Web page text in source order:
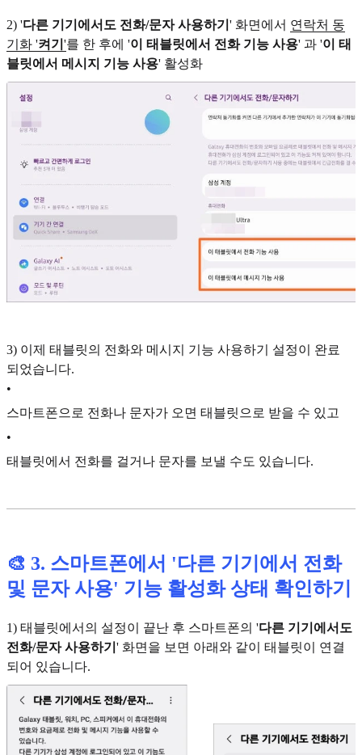
2) '다른 기기에서도 전화/문자 사용하기 ' 화면에서 연락처 동
기화 '켜기 '를 한 후에 '이 태블릿에서 전화 기능 사용' 과 '이 태
블릿에서 메시지 기능 사용' 활성화
3) 이제 태블릿의 전화와 메시지 기능 사용하기 설정이 완료
되었습니다.
•
스마트폰으로 전화나 문자가 오면 태블릿으로 받을 수 있고
•
태블릿에서 전화를 걸거나 문자를 보낼 수도 있습니다.
🎨 3. 스마트폰에서 '다른 기기에서 전화
및 문자 사용' 기능 활성화 상태 확인하기
1) 태블릿에서의 설정이 끝난 후 스마트폰의 '다른 기기에서도
전화/문자 사용하기 ' 화면을 보면 아래와 같이 태블릿이 연결
되어 있습니다.